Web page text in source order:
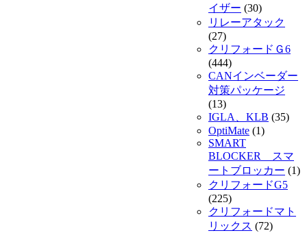
イザー (30)
リレーアタック
(27)
クリフォードＧ6
(444)
CANインベーダー
対策パッケージ
(13)
IGLA、KLB (35)
OptiMate (1)
SMART
BLOCKER スマ
ートブロッカー (1)
クリフォードG5
(225)
クリフォードマト
リックス (72)